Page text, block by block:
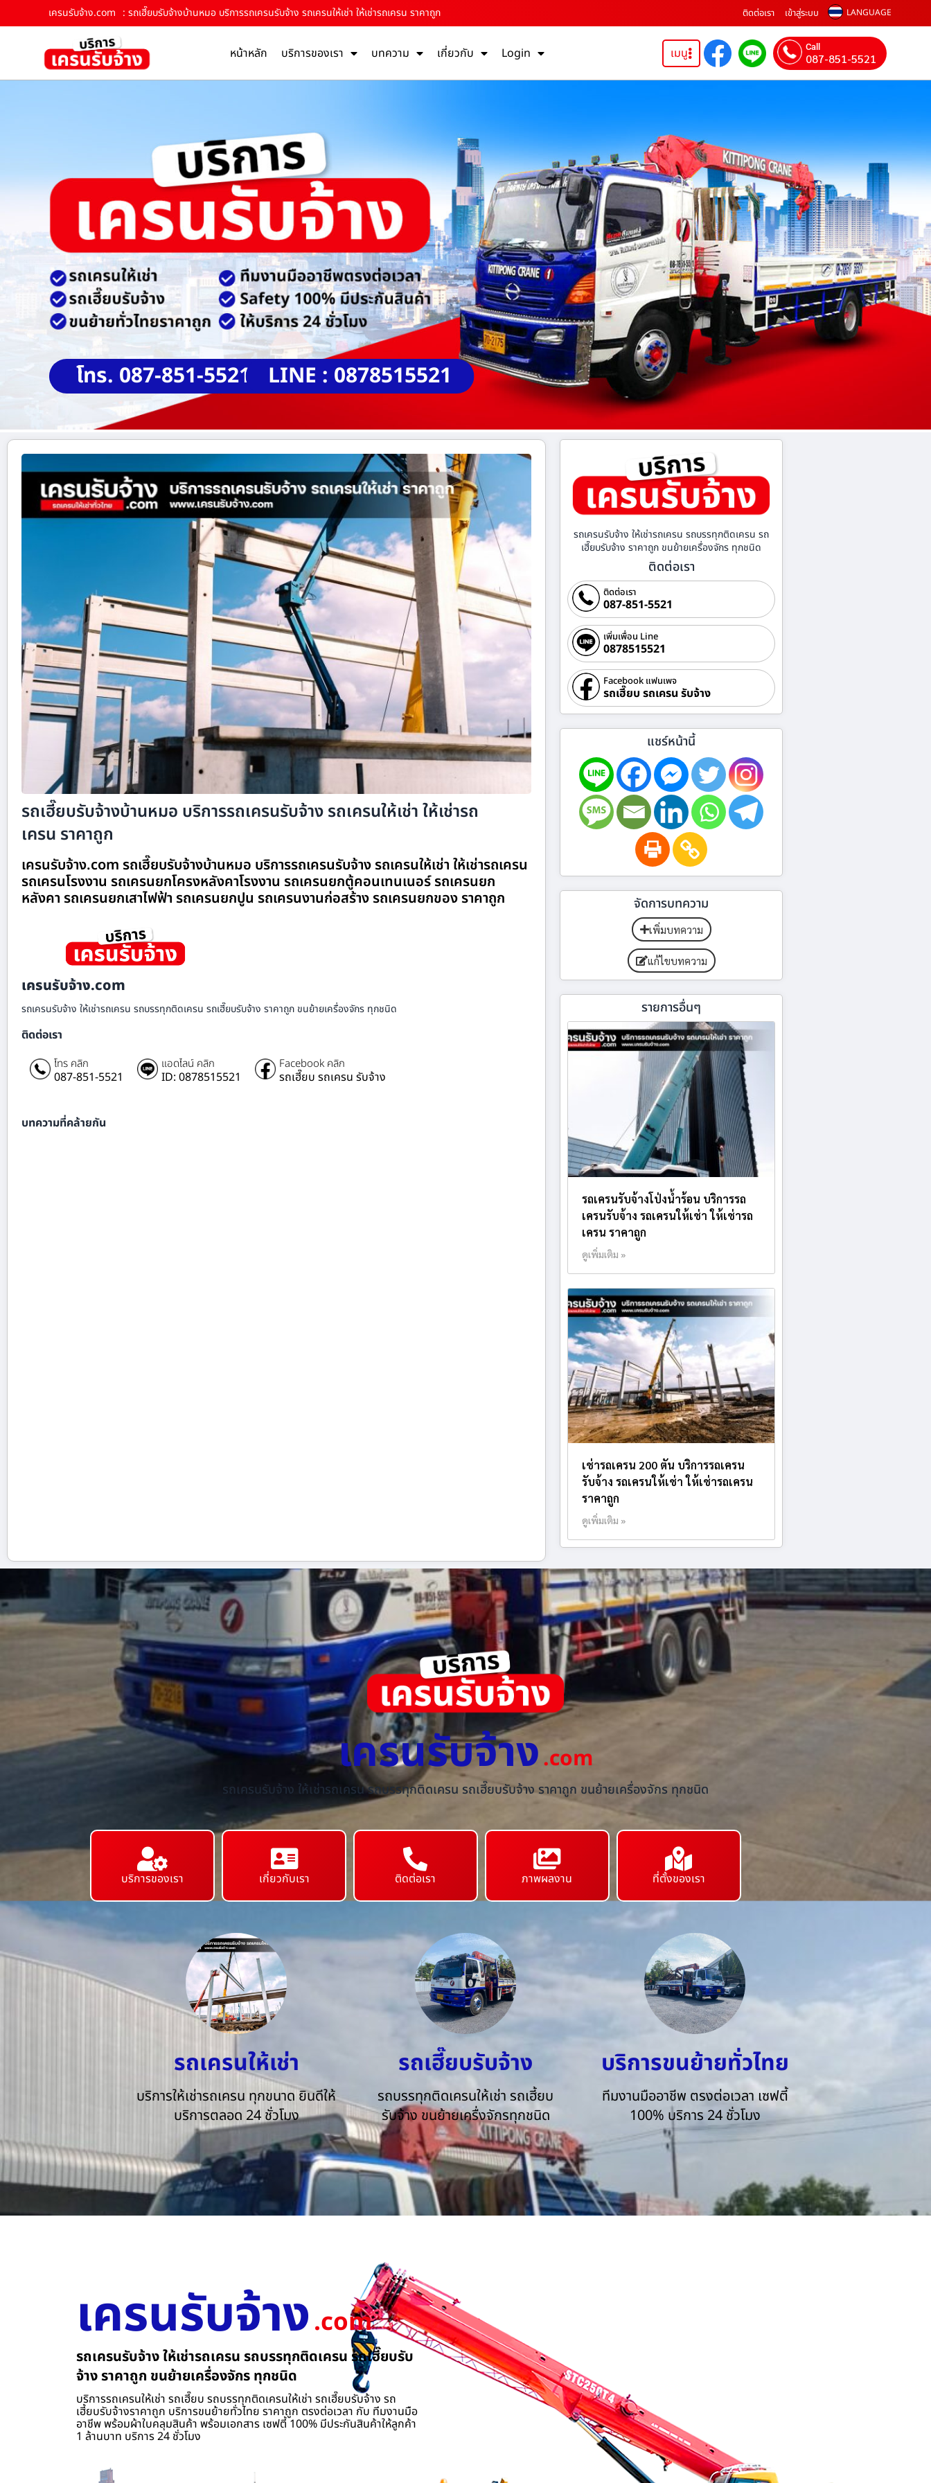
เครนรับจ้าง.com : รถเฮี๊ยบรับจ้างบ้านหมอ บริการรถเครนรับจ้าง รถเครนให้เช่า ให้เช่ารถเครน ราคาถูก ติดต่อเรา เข้าสู่ระบบ LANGUAGE
หน้าหลัก บริการของเรา บทความ เกี่ยวกับ Login เมนู Call
087-851-5521
โทร. 087-851-5521 LINE : 0878515521
รถเฮี๊ยบรับจ้างบ้านหมอ บริการรถเครนรับจ้าง รถเครนให้เช่า ให้เช่ารถ
เครน ราคาถูก
เครนรับจ้าง.com รถเฮี๊ยบรับจ้างบ้านหมอ บริการรถเครนรับจ้าง รถเครนให้เช่า ให้เช่ารถเครน
รถเครนโรงงาน รถเครนยกโครงหลังคาโรงงาน รถเครนยกตู้คอนเทนเนอร์ รถเครนยก
หลังคา รถเครนยกเสาไฟฟ้า รถเครนยกปูน รถเครนงานก่อสร้าง รถเครนยกของ ราคาถูก
เครนรับจ้าง.com
รถเครนรับจ้าง ให้เช่ารถเครน รถบรรทุกติดเครน รถเฮี๊ยบรับจ้าง ราคาถูก ขนย้ายเครื่องจักร ทุกชนิด
ติดต่อเรา
โทร คลิก
087-851-5521
แอดไลน์ คลิก
ID: 0878515521
Facebook คลิก
รถเฮี๊ยบ รถเครน รับจ้าง
บทความที่คล้ายกัน
รถเครนรับจ้าง ให้เช่ารถเครน รถบรรทุกติดเครน รถ
เฮี๊ยบรับจ้าง ราคาถูก ขนย้ายเครื่องจักร ทุกชนิด
ติดต่อเรา
ติดต่อเรา
087-851-5521
เพิ่มเพื่อน Line
0878515521
Facebook แฟนเพจ
รถเฮี๊ยบ รถเครน รับจ้าง
แชร์หน้านี้
จัดการบทความ
เพิ่มบทความ
แก้ไขบทความ
รายการอื่นๆ
รถเครนรับจ้างโป่งน้ำร้อน บริการรถ
เครนรับจ้าง รถเครนให้เช่า ให้เช่ารถ
เครน ราคาถูก
ดูเพิ่มเติม »
เช่ารถเครน 200 ตัน บริการรถเครน
รับจ้าง รถเครนให้เช่า ให้เช่ารถเครน
ราคาถูก
ดูเพิ่มเติม »
เครนรับจ้าง.com
รถเครนรับจ้าง ให้เช่ารถเครน รถบรรทุกติดเครน รถเฮี๊ยบรับจ้าง ราคาถูก ขนย้ายเครื่องจักร ทุกชนิด
บริการของเรา เกี่ยวกับเรา ติดต่อเรา ภาพผลงาน ที่ตั้งของเรา
รถเครนให้เช่า
บริการให้เช่ารถเครน ทุกขนาด ยินดีให้
บริการตลอด 24 ชั่วโมง
รถเฮี๊ยบรับจ้าง
รถบรรทุกติดเครนให้เช่า รถเฮี้ยบ
รับจ้าง ขนย้ายเครื่งจักรทุกชนิด
บริการขนย้ายทั่วไทย
ทีมงานมืออาชีพ ตรงต่อเวลา เซฟตี้
100% บริการ 24 ชั่วโมง
เครนรับจ้าง.com
รถเครนรับจ้าง ให้เช่ารถเครน รถบรรทุกติดเครน รถเฮี๊ยบรับ
จ้าง ราคาถูก ขนย้ายเครื่องจักร ทุกชนิด
บริการรถเครนให้เช่า รถเฮี๊ยบ รถบรรทุกติดเครนให้เช่า รถเฮี๊ยบรับจ้าง รถ
เฮี้ยบรับจ้างราคาถูก บริการขนย้ายทั่วไทย ราคาถูก ตรงต่อเวลา กับ ทีมงานมือ
อาชีพ พร้อมผ้าใบคลุมสินค้า พร้อมเอกสาร เซฟตี้ 100% มีประกันสินค้าให้ลูกค้า
1 ล้านบาท บริการ 24 ชั่วโมง